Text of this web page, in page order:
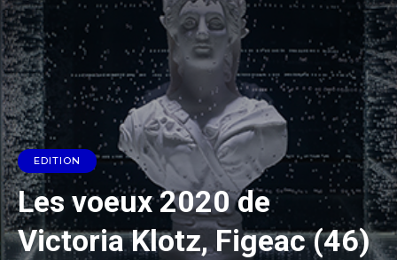
EDITION
Les voeux 2020 de
Victoria Klotz, Figeac (46)